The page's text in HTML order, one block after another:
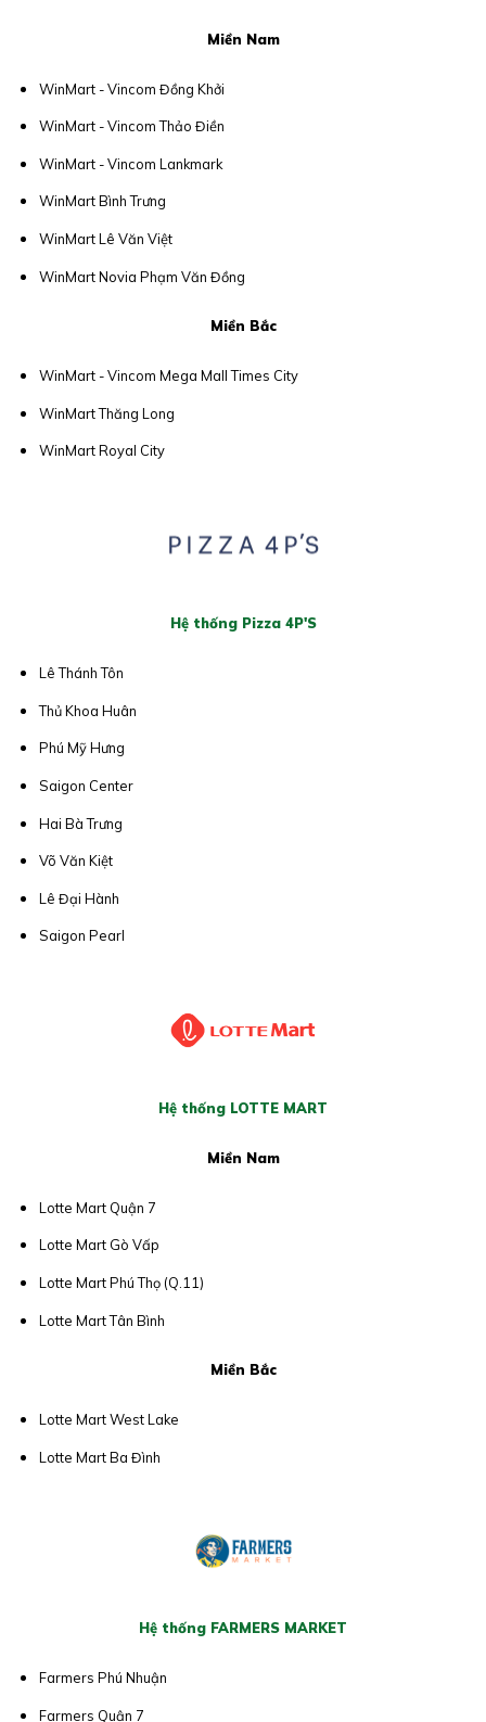
Miền Nam
WinMart - Vincom Đồng Khởi
WinMart - Vincom Thảo Điền
WinMart - Vincom Lankmark
WinMart Bình Trưng
WinMart Lê Văn Việt
WinMart Novia Phạm Văn Đồng
Miền Bắc
WinMart - Vincom Mega Mall Times City
WinMart Thăng Long
WinMart Royal City
Hệ thống Pizza 4P'S
Lê Thánh Tôn
Thủ Khoa Huân
Phú Mỹ Hưng
Saigon Center
Hai Bà Trưng
Võ Văn Kiệt
Lê Đại Hành
Saigon Pearl
Hệ thống LOTTE MART
Miền Nam
Lotte Mart Quận 7
Lotte Mart Gò Vấp
Lotte Mart Phú Thọ (Q.11)
Lotte Mart Tân Bình
Miền Bắc
Lotte Mart West Lake
Lotte Mart Ba Đình
Hệ thống FARMERS MARKET
Farmers Phú Nhuận
Farmers Quận 7